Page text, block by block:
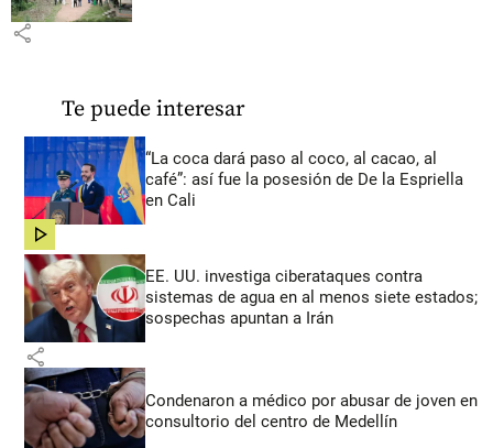
share
Te puede interesar
“La coca dará paso al coco, al cacao, al
café”: así fue la posesión de De la Espriella
en Cali
share
EE. UU. investiga ciberataques contra
sistemas de agua en al menos siete estados;
sospechas apuntan a Irán
share
Condenaron a médico por abusar de joven en
consultorio del centro de Medellín